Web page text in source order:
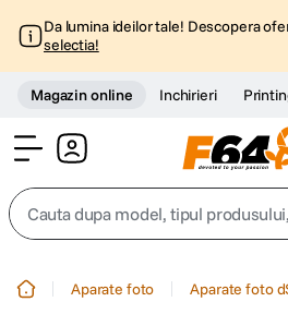
Da lumina ideilor tale! Descopera
selectia!
Magazin online Inchirieri
Cauta dupa model, tipul produsului,
Aparate foto Aparate foto